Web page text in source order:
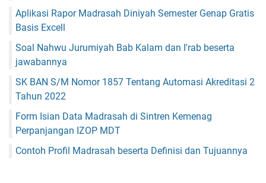
Aplikasi Rapor Madrasah Diniyah Semester Genap Gratis
Basis Excell
Soal Nahwu Jurumiyah Bab Kalam dan I'rab beserta
jawabannya
SK BAN S/M Nomor 1857 Tentang Automasi Akreditasi 2
Tahun 2022
Form Isian Data Madrasah di Sintren Kemenag
Perpanjangan IZOP MDT
Contoh Profil Madrasah beserta Definisi dan Tujuannya